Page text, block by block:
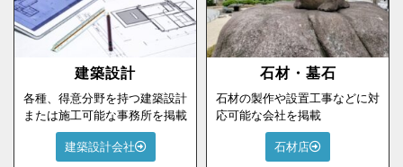
建築設計
各種、得意分野を持つ建築設計
または施工可能な事務所を掲載
建築設計会社
石材・墓石
石材の製作や設置工事などに対
応可能な会社を掲載
石材店